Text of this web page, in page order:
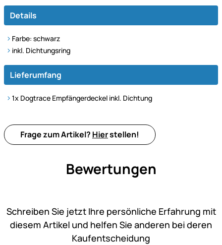
Details
Farbe: schwarz
inkl. Dichtungsring
Lieferumfang
1x Dogtrace Empfängerdeckel inkl. Dichtung
Frage zum Artikel? Hierstellen!
Bewertungen
Schreiben Sie jetzt Ihre persönliche Erfahrung mit
diesem Artikel und helfen Sie anderen bei deren
Kaufentscheidung